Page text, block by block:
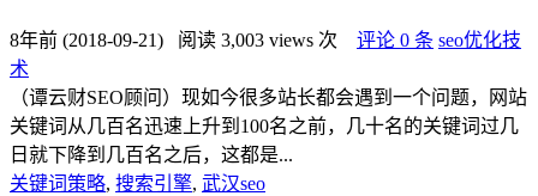
8年前 (2018-09-21) 阅读 3,003 views 次 评论 0 条 seo优化技
术
（谭云财SEO顾问）现如今很多站长都会遇到一个问题，网站
关键词从几百名迅速上升到100名之前，几十名的关键词过几
日就下降到几百名之后，这都是...
关键词策略, 搜索引擎, 武汉seo